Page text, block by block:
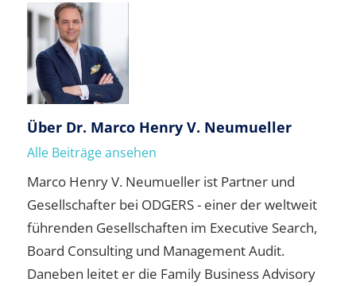
Über Dr. Marco Henry V. Neumueller
Alle Beiträge ansehen
Marco Henry V. Neumueller ist Partner und
Gesellschafter bei ODGERS - einer der weltweit
führenden Gesellschaften im Executive Search,
Board Consulting und Management Audit.
Daneben leitet er die Family Business Advisory